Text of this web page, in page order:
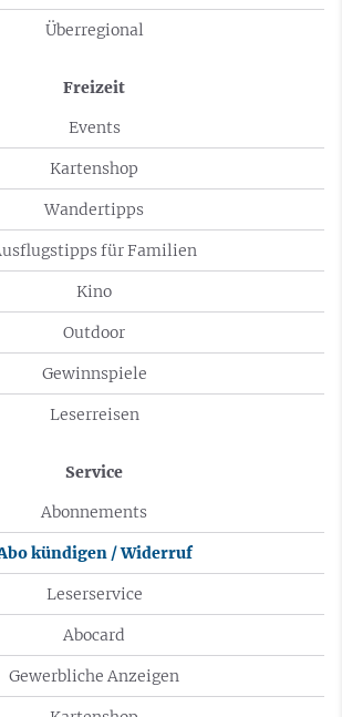
Überregional
Freizeit
Events
Kartenshop
Wandertipps
für Familien
Kino
Outdoor
Gewinnspiele
Leserreisen
Service
Abonnements
kündigen / Widerruf
Leserservice
Abocard
Gewerbliche Anzeigen